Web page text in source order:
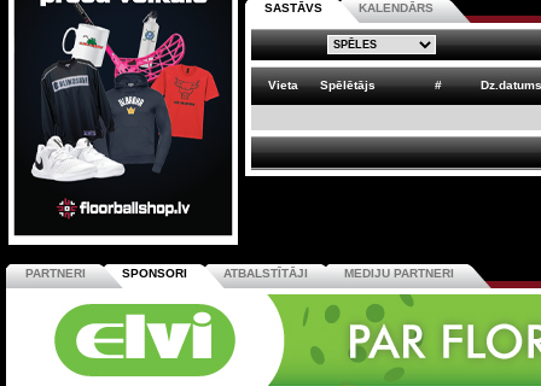
SASTĀVS KALENDĀRS
Vieta Spēlētājs # Dz.datums
PARTNERI SPONSORI ATBALSTĪTĀJI MEDIJU PARTNERI